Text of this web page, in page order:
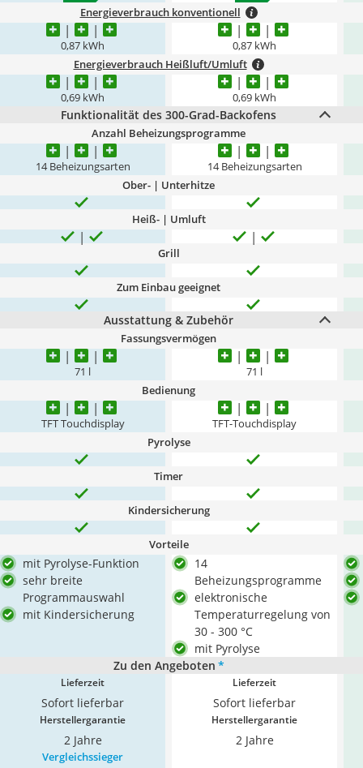
Energieverbrauch konventionell
0,87 kWh 0,87 kWh
Energieverbrauch Heißluft/Umluft
0,69 kWh 0,69 kWh
Funktionalität des 300-Grad-Backofens
Anzahl Beheizungsprogramme
14 Beheizungsarten 14 Beheizungsarten
Ober- | Unterhitze
Heiß- | Umluft
Grill
Zum Einbau geeignet
Ausstattung & Zubehör
Fassungsvermögen
71 l 71 l
Bedienung
TFT Touchdisplay TFT-Touchdisplay
Pyrolyse
Timer
Kindersicherung
Vorteile
mit Pyrolyse-Funktion
sehr breite
Programmauswahl
mit Kindersicherung
14
Beheizungsprogramme
elektronische
Temperaturregelung von
30 - 300 °C
mit Pyrolyse
Zu den Angeboten *
Lieferzeit
Sofort lieferbar
Lieferzeit
Sofort lieferbar
Herstellergarantie
2 Jahre
Herstellergarantie
2 Jahre
Vergleichssieger